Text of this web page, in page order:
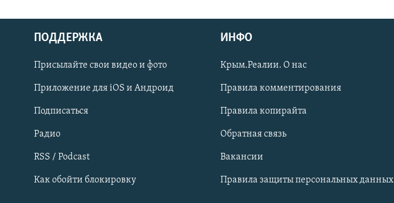
Українською
Qırımtatar
ПРИСОЕДИНЯЙТЕСЬ!
ПОДДЕРЖКА
Присылайте свои видео и фото
Приложение для iOS и Андроид
Подписаться
Радио
RSS / Podcast
Как обойти блокировку
ИНФО
Крым.Реалии. О нас
Правила комментирования
Правила копирайта
Обратная связь
Вакансии
Правила защиты персональных данных